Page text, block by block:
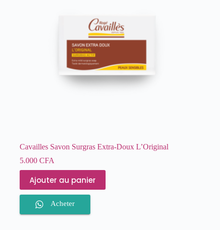
Cavailles Savon Surgras Extra-Doux L’Original
5.000 CFA
Ajouter au panier
Acheter